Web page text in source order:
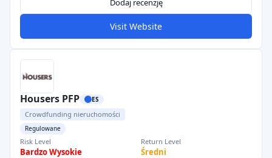
Dodaj recenzję
Visit Website
Housers PFP ES
Crowdfunding nieruchomości
Regulowane
Risk Level
Bardzo Wysokie
Return Level
Średni